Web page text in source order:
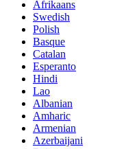
Afrikaans
Swedish
Polish
Basque
Catalan
Esperanto
Hindi
Lao
Albanian
Amharic
Armenian
Azerbaijani